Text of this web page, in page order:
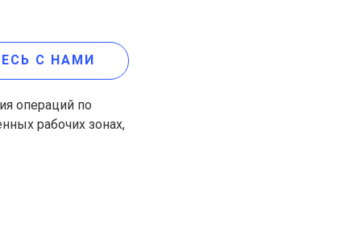
С НАМИ
операций по
рабочих зонах,